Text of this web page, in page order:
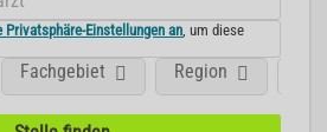
Privatsphäre-Einstellungen an , um diese
Fachgebiet Region